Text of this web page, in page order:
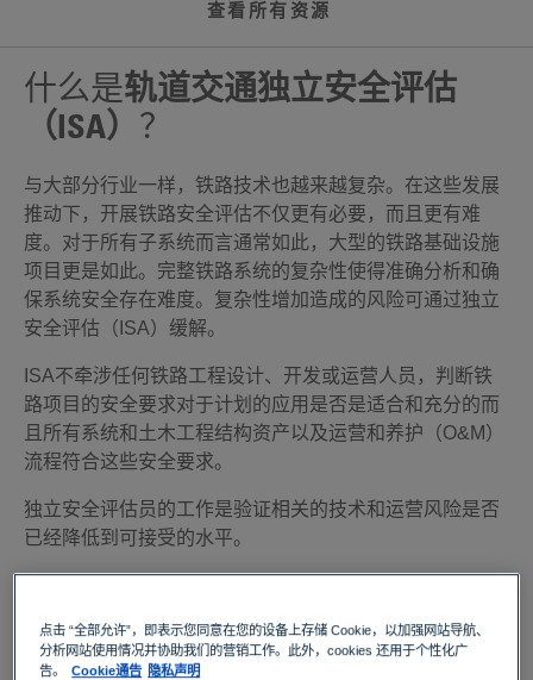
查看所有资源
什么是轨道交通独立安全评估
（ISA）
？
与大部分行业一样，铁路技术也越来越复杂。在这些发展
推动下，开展铁路安全评估不仅更有必要，而且更有难
度。对于所有子系统而言通常如此，大型的铁路基础设施
项目更是如此。完整铁路系统的复杂性使得准确分析和确
保系统安全存在难度。复杂性增加造成的风险可通过独立
安全评估（ISA）缓解。
ISA不牵涉任何铁路工程设计、开发或运营人员，判断铁
路项目的安全要求对于计划的应用是否是适合和充分的而
且所有系统和土木工程结构资产以及运营和养护（O&M）
流程符合这些安全要求。
独立安全评估员的工作是验证相关的技术和运营风险是否
已经降低到可接受的水平。
为何ISA独立安全评估如此重要？
点击 “全部允许”，即表示您同意在您的设备上存储 Cookie，以加强网站导航、
分析网站使用情况并协助我们的营销工作。此外，cookies 还用于个性化广
告。
Cookie通告 隐私声明